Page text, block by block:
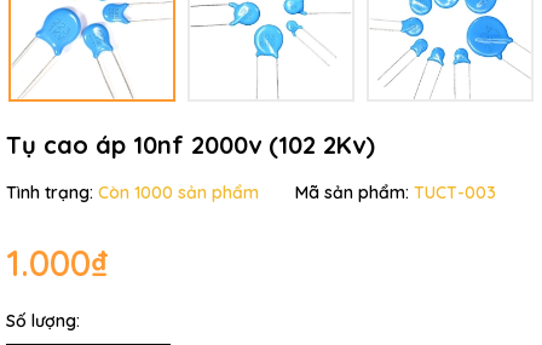
Tụ cao áp 10nf 2000v (102 2Kv)
Tình trạng: Còn 1000 sản phẩm Mã sản phẩm: TUCT-003
1.000₫
Số lượng: